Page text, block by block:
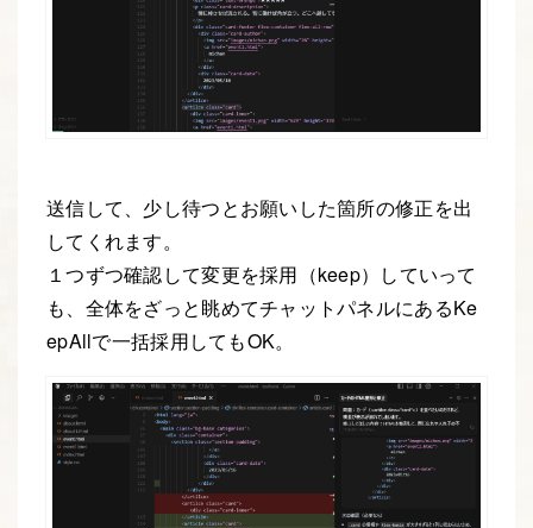
送信して、少し待つとお願いした箇所の修正を出
してくれます。
１つずつ確認して変更を採用（keep）していって
も、全体をざっと眺めてチャットパネルにあるKe
epAllで一括採用してもOK。